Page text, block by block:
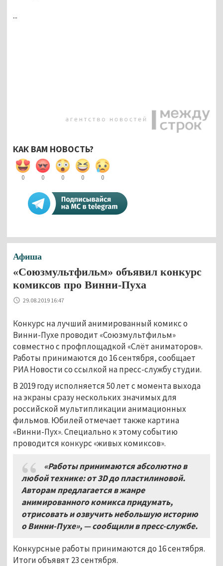
...
КАК ВАМ НОВОСТЬ?
0 0 0 0 0
Афиша
«Союзмультфильм» объявил конкурс
комиксов про Винни-Пуха
29.08.2019 16:47
Конкурс на лучший анимированный комикс о
Винни-Пухе проводит «Союзмультфильм»
совместно с профплощадкой «Слёт аниматоров».
Работы принимаются до 16 сентября, сообщает
РИА Новости со ссылкой на пресс-службу студии.
В 2019 году исполняется 50 лет с момента выхода
на экраны сразу нескольких значимых для
российской мультипликации анимационных
фильмов. Юбилей отмечает также картина
«Винни-Пух». Специально к этому событию
проводится конкурс «живых комиксов».
«Работы принимаются абсолютно в
любой технике: от 3D до пластилиновой.
Авторам предлагается в жанре
анимированного комикса придумать,
отрисовать и озвучить небольшую историю
о Винни-Пухе», — сообщили в пресс-службе.
Конкурсные работы принимаются до 16 сентября.
Итоги объявят 23 сентября.